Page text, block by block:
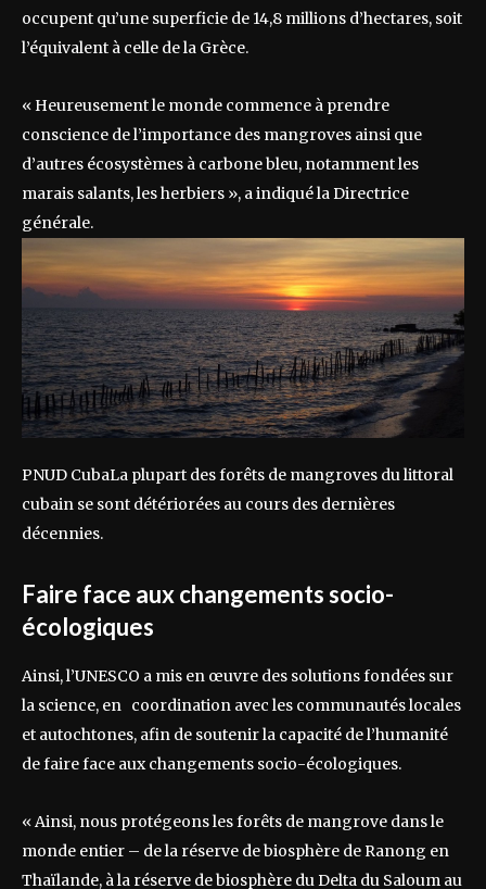
occupent qu’une superficie de 14,8 millions d’hectares, soit
l’équivalent à celle de la Grèce.
« Heureusement le monde commence à prendre
conscience de l’importance des mangroves ainsi que
d’autres écosystèmes à carbone bleu, notamment les
marais salants, les herbiers », a indiqué la Directrice
générale.
PNUD CubaLa plupart des forêts de mangroves du littoral
cubain se sont détériorées au cours des dernières
décennies.
Faire face aux changements socio-
écologiques
Ainsi, l’UNESCO a mis en œuvre des solutions fondées sur
la science, en coordination avec les communautés locales
et autochtones, afin de soutenir la capacité de l’humanité
de faire face aux changements socio-écologiques.
« Ainsi, nous protégeons les forêts de mangrove dans le
monde entier – de la réserve de biosphère de Ranong en
Thaïlande, à la réserve de biosphère du Delta du Saloum au